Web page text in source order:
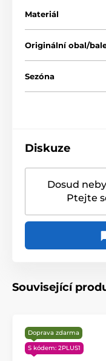
Materiál
Originální obal/
Sezóna
Diskuze
Dosud
Ptejte
Související
Doprava zdarma
S kódem: 2PLUS1